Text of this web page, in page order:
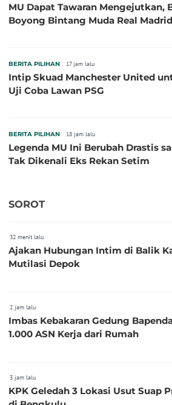
MU Dapat Tawaran Mengejutkan,
Boyong Bintang Muda Real Madrid
BERITA PILIHAN 17 jam lalu
Intip Skuad Manchester United
Uji Coba Lawan PSG
BERITA PILIHAN 18 jam lalu
Legenda MU Ini Berubah Drastis
Tak Dikenali Eks Rekan Setim
SOROT
32 menit lalu
Ajakan Hubungan Intim di Balik
Mutilasi Depok
2 jam lalu
Imbas Kebakaran Gedung
1.000 ASN Kerja dari Rumah
3 jam lalu
KPK Geledah 3 Lokasi Usut Suap